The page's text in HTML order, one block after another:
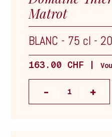
Matrot
BLANC - 75 cl -
163.00 CHF |